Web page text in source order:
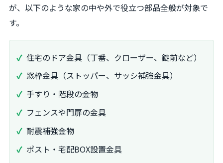
が、以下のような家の中や外で役立つ部品全般が対象で
す。
住宅のドア金具（丁番、クローザー、錠前など）
窓枠金具（ストッパー、サッシ補強金具）
手すり・階段の金物
フェンスや門扉の金具
耐震補強金物
ポスト・宅配BOX設置金具